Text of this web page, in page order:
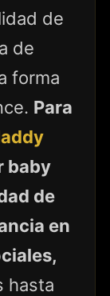
de
de
forma
Para
baby
de
en
hasta